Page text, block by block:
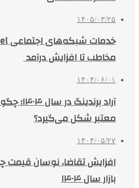
۱۴۰۵/۰۳/۲۵
مخاطب تا افزایش درآمد
۱۴۰۴/۰۶/۰۱
آراد
معتبر شکل می‌گیرد؟
۱۴۰۴/۰۵/۲۷
افزایش تقاضا، نوسان
بازار سال ۱۴۰۴